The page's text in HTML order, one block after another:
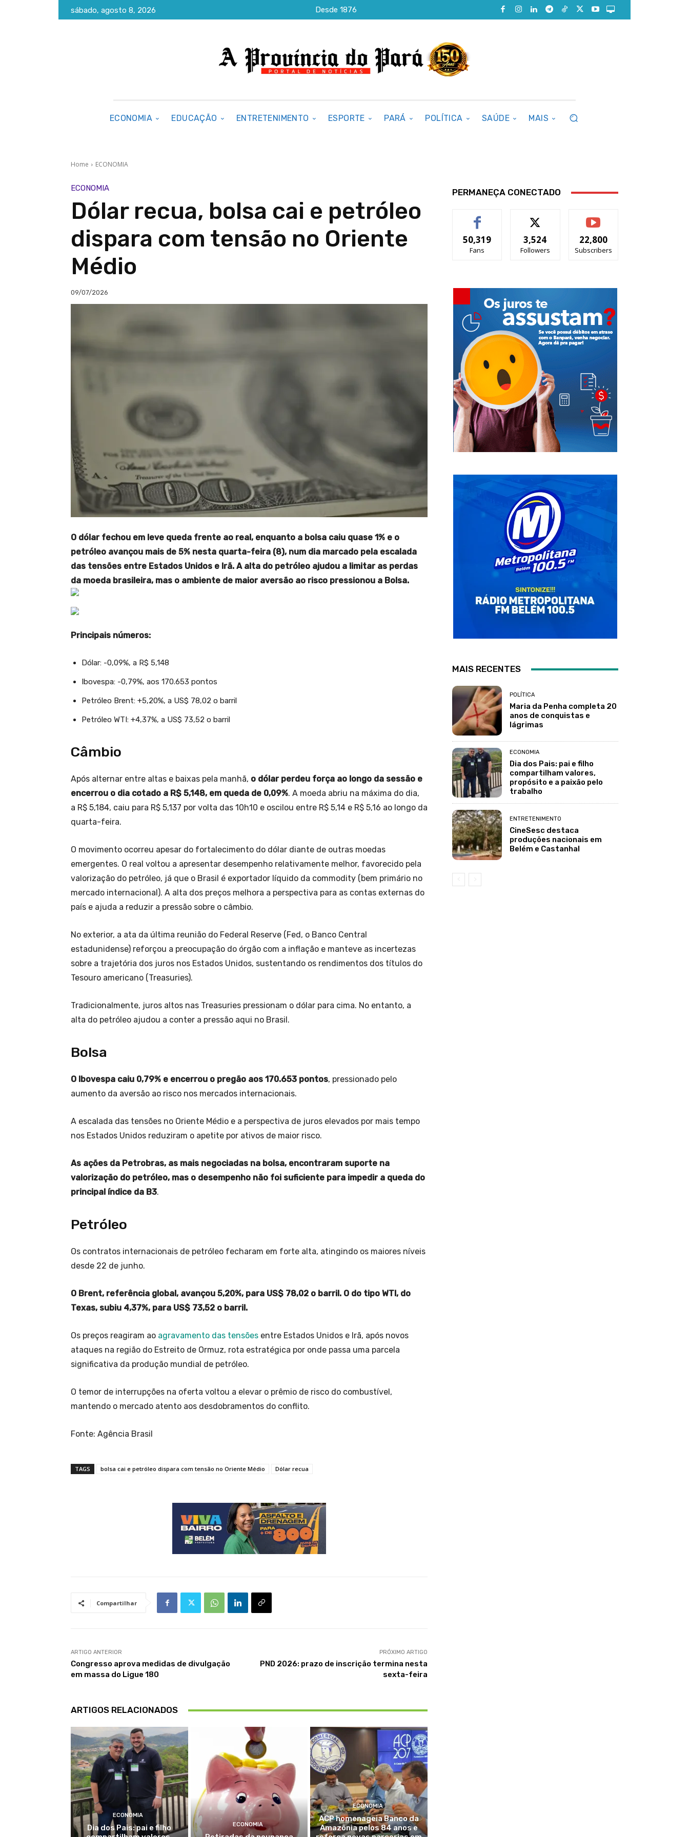
sábado, agosto 8, 2026 Desde 1876
ECONOMIA EDUCAÇÃO ENTRETENIMENTO ESPORTE PARÁ POLÍTICA SAÚDE MAIS
Home ECONOMIA
ECONOMIA
Dólar recua, bolsa cai e petróleo
dispara com tensão no Oriente
Médio
09/07/2026
O dólar fechou em leve queda frente ao real, enquanto a bolsa caiu quase 1% e o
petróleo avançou mais de 5% nesta quarta-feira (8), num dia marcado pela escalada
das tensões entre Estados Unidos e Irã. A alta do petróleo ajudou a limitar as perdas
da moeda brasileira, mas o ambiente de maior aversão ao risco pressionou a Bolsa.
Principais números:
Dólar: -0,09%, a R$ 5,148
Ibovespa: -0,79%, aos 170.653 pontos
Petróleo Brent: +5,20%, a US$ 78,02 o barril
Petróleo WTI: +4,37%, a US$ 73,52 o barril
Câmbio
Após alternar entre altas e baixas pela manhã, o dólar perdeu força ao longo da sessão e
encerrou o dia cotado a R$ 5,148, em queda de 0,09%. A moeda abriu na máxima do dia,
a R$ 5,184, caiu para R$ 5,137 por volta das 10h10 e oscilou entre R$ 5,14 e R$ 5,16 ao longo da
quarta-feira.
O movimento ocorreu apesar do fortalecimento do dólar diante de outras moedas
emergentes. O real voltou a apresentar desempenho relativamente melhor, favorecido pela
valorização do petróleo, já que o Brasil é exportador líquido da commodity (bem primário no
mercado internacional). A alta dos preços melhora a perspectiva para as contas externas do
país e ajuda a reduzir a pressão sobre o câmbio.
No exterior, a ata da última reunião do Federal Reserve (Fed, o Banco Central
estadunidense) reforçou a preocupação do órgão com a inflação e manteve as incertezas
sobre a trajetória dos juros nos Estados Unidos, sustentando os rendimentos dos títulos do
Tesouro americano (Treasuries).
Tradicionalmente, juros altos nas Treasuries pressionam o dólar para cima. No entanto, a
alta do petróleo ajudou a conter a pressão aqui no Brasil.
Bolsa
O Ibovespa caiu 0,79% e encerrou o pregão aos 170.653 pontos, pressionado pelo
aumento da aversão ao risco nos mercados internacionais.
A escalada das tensões no Oriente Médio e a perspectiva de juros elevados por mais tempo
nos Estados Unidos reduziram o apetite por ativos de maior risco.
As ações da Petrobras, as mais negociadas na bolsa, encontraram suporte na
valorização do petróleo, mas o desempenho não foi suficiente para impedir a queda do
principal índice da B3.
Petróleo
Os contratos internacionais de petróleo fecharam em forte alta, atingindo os maiores níveis
desde 22 de junho.
O Brent, referência global, avançou 5,20%, para US$ 78,02 o barril. O do tipo WTI, do
Texas, subiu 4,37%, para US$ 73,52 o barril.
Os preços reagiram ao agravamento das tensões entre Estados Unidos e Irã, após novos
ataques na região do Estreito de Ormuz, rota estratégica por onde passa uma parcela
significativa da produção mundial de petróleo.
O temor de interrupções na oferta voltou a elevar o prêmio de risco do combustível,
mantendo o mercado atento aos desdobramentos do conflito.
Fonte: Agência Brasil
TAGS bolsa cai e petróleo dispara com tensão no Oriente Médio Dólar recua
Compartilhar
ARTIGO ANTERIOR
Congresso aprova medidas de divulgação
em massa do Ligue 180
PRÓXIMO ARTIGO
PND 2026: prazo de inscrição termina nesta
sexta-feira
ARTIGOS RELACIONADOS
ECONOMIA
Dia dos Pais: pai e filho
ECONOMIA
ECONOMIA
ACP homenageia Banco da
Amazônia pelos 84 anos e
PERMANEÇA CONECTADO
50,319
Fans
3,524
Followers
22,800
Subscribers
MAIS RECENTES
POLÍTICA
Maria da Penha completa 20
anos de conquistas e
lágrimas
ECONOMIA
Dia dos Pais: pai e filho
compartilham valores,
propósito e a paixão pelo
trabalho
ENTRETENIMENTO
CineSesc destaca
produções nacionais em
Belém e Castanhal